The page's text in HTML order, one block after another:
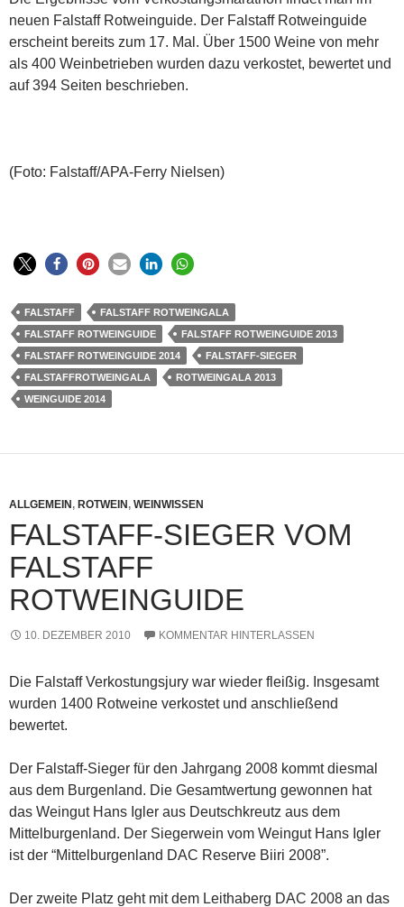
neuen Falstaff Rotweinguide. Der Falstaff Rotweinguide
erscheint bereits zum 17. Mal. Über 1500 Weine von mehr
als 400 Weinbetrieben wurden dazu verkostet, bewertet und
auf 394 Seiten beschrieben.
(Foto: Falstaff/APA-Ferry Nielsen)
FALSTAFF
FALSTAFF ROTWEINGALA
FALSTAFF ROTWEINGUIDE
FALSTAFF ROTWEINGUIDE 2013
FALSTAFF ROTWEINGUIDE 2014
FALSTAFF-SIEGER
FALSTAFFROTWEINGALA
ROTWEINGALA 2013
WEINGUIDE 2014
ALLGEMEIN, ROTWEIN, WEINWISSEN
FALSTAFF-SIEGER VOM
FALSTAFF
ROTWEINGUIDE
10. DEZEMBER 2010 KOMMENTAR HINTERLASSEN
Die Falstaff Verkostungsjury war wieder fleißig. Insgesamt
wurden 1400 Rotweine verkostet und anschließend
bewertet.
Der Falstaff-Sieger für den Jahrgang 2008 kommt diesmal
aus dem Burgenland. Die Gesamtwertung gewonnen hat
das Weingut Hans Igler aus Deutschkreutz aus dem
Mittelburgenland. Der Siegerwein vom Weingut Hans Igler
ist der “Mittelburgenland DAC Reserve Biiri 2008”.
Der zweite Platz geht mit dem Leithaberg DAC 2008 an das